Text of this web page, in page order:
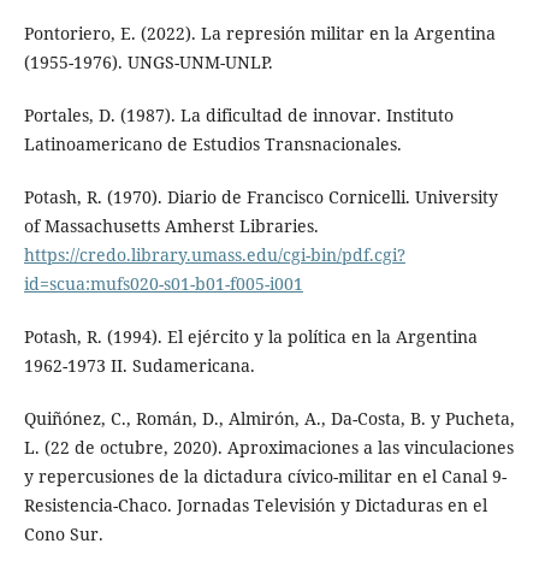
Pontoriero, E. (2022). La represión militar en la Argentina
(1955-1976). UNGS-UNM-UNLP.
Portales, D. (1987). La dificultad de innovar. Instituto
Latinoamericano de Estudios Transnacionales.
Potash, R. (1970). Diario de Francisco Cornicelli. University
of Massachusetts Amherst Libraries.
https://credo.library.umass.edu/cgi-bin/pdf.cgi?
id=scua:mufs020-s01-b01-f005-i001
Potash, R. (1994). El ejército y la política en la Argentina
1962-1973 II. Sudamericana.
Quiñónez, C., Román, D., Almirón, A., Da-Costa, B. y Pucheta,
L. (22 de octubre, 2020). Aproximaciones a las vinculaciones
y repercusiones de la dictadura cívico-militar en el Canal 9-
Resistencia-Chaco. Jornadas Televisión y Dictaduras en el
Cono Sur.